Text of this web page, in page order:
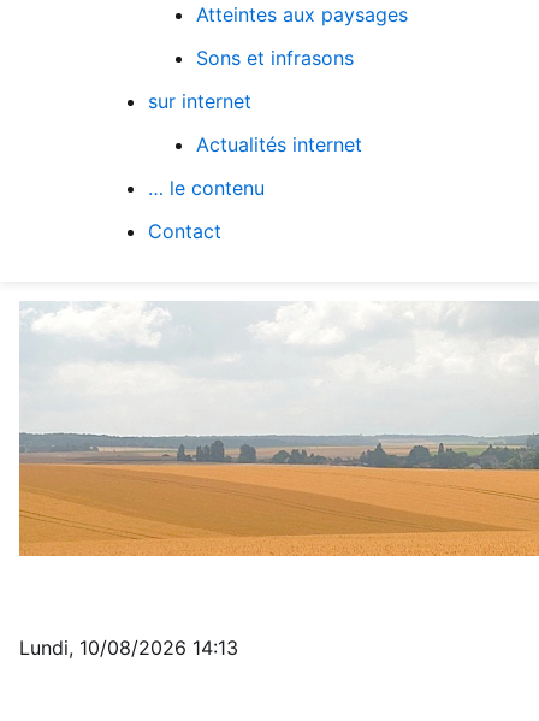
Atteintes aux paysages
Sons et infrasons
sur internet
Actualités internet
… le contenu
Contact
Lundi, 10/08/2026 14:13